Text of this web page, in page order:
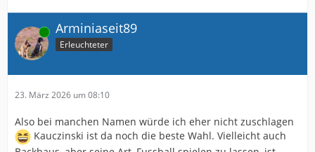
Online Arminiaseit89
Erleuchteter
23. März 2026 um 08:10
Also bei manchen Namen würde ich eher nicht zuschlagen
Kauczinski ist da noch die beste Wahl. Vielleicht auch